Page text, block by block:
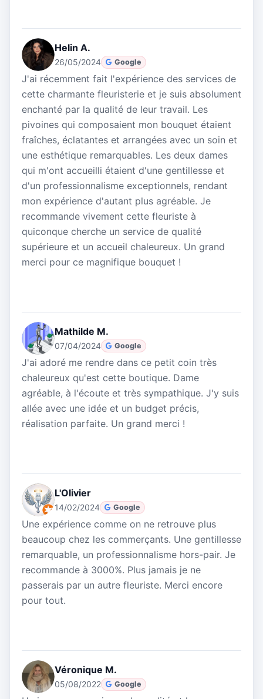
Helin A.
26/05/2024 Google
J'ai récemment fait l'expérience des services de
cette charmante fleuristerie et je suis absolument
enchanté par la qualité de leur travail. Les
pivoines qui composaient mon bouquet étaient
fraîches, éclatantes et arrangées avec un soin et
une esthétique remarquables. Les deux dames
qui m'ont accueilli étaient d'une gentillesse et
d'un professionnalisme exceptionnels, rendant
mon expérience d'autant plus agréable. Je
recommande vivement cette fleuriste à
quiconque cherche un service de qualité
supérieure et un accueil chaleureux. Un grand
merci pour ce magnifique bouquet !
Mathilde M.
07/04/2024 Google
J'ai adoré me rendre dans ce petit coin très
chaleureux qu'est cette boutique. Dame
agréable, à l'écoute et très sympathique. J'y suis
allée avec une idée et un budget précis,
réalisation parfaite. Un grand merci !
L'Olivier
14/02/2024 Google
Une expérience comme on ne retrouve plus
beaucoup chez les commerçants. Une gentillesse
remarquable, un professionnalisme hors-pair. Je
recommande à 3000%. Plus jamais je ne
passerais par un autre fleuriste. Merci encore
pour tout.
Véronique M.
05/08/2022 Google